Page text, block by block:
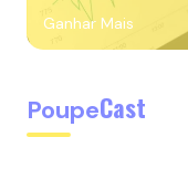
Ganhar Mais
PoupeCast